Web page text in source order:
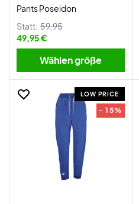
Pants Poseidon
Statt: 59,95
49,95 €
Wählen größe
LOW PRICE
- 15%